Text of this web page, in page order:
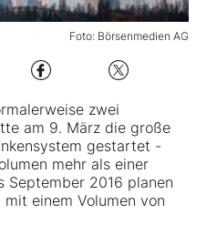
Foto: Börsenmedien AG
zwei
am 9. März die große
gestartet -
mehr als einer
September 2016 planen
einem Volumen von